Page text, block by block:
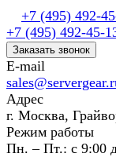
+7 (495) 492-
+7 (495) 492-45-
Заказать звонок
E-mail
Адрес
г. Москва,
Режим работы
Пн. – Пт.: с 9:00